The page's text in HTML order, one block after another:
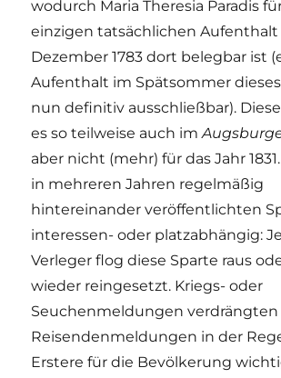
wodurch Maria Theresia Paradis
einzigen tatsächlichen Aufenthalt
Dezember 1783 dort belegbar ist
Aufenthalt im Spätsommer
nun definitiv ausschließbar).
es so teilweise auch im
aber nicht (mehr) für das Jahr
in mehreren Jahren regelmäßig
hintereinander veröffentlichten
interessen- oder platzabhängig:
Verleger flog diese Sparte raus
wieder reingesetzt. Kriegs- oder
Seuchenmeldungen verdrängten
Reisendenmeldungen in der
Erstere für die Bevölkerung